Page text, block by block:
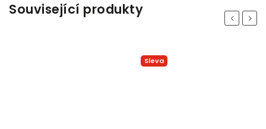
Související produkty Previous
Sleva
Next